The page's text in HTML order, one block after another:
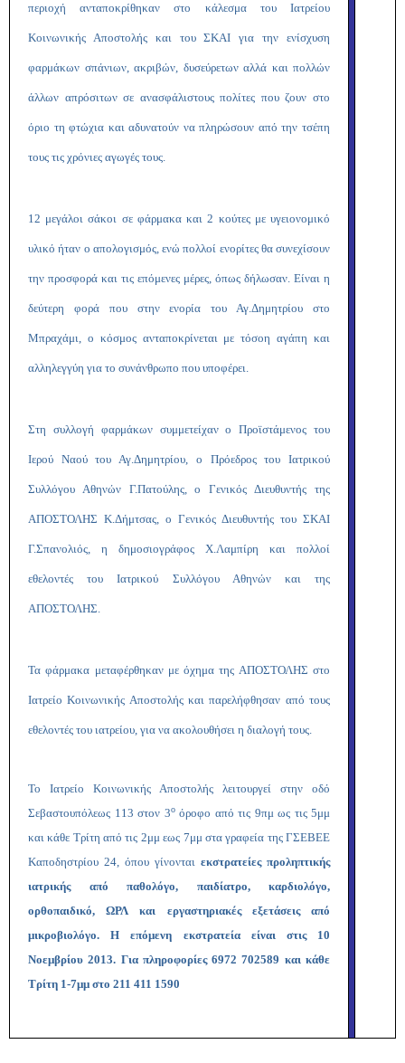
περιοχή ανταποκρίθηκαν στο κάλεσμα του Ιατρείου
Κοινωνικής Αποστολής και του ΣΚΑΙ για την ενίσχυση
φαρμάκων σπάνιων, ακριβών, δυσεύρετων αλλά και πολλών
άλλων απρόσιτων σε ανασφάλιστους πολίτες που ζουν στο
όριο τη φτώχια και αδυνατούν να πληρώσουν από την τσέπη
τους τις χρόνιες αγωγές τους.
12 μεγάλοι σάκοι σε φάρμακα και 2 κούτες με υγειονομικό
υλικό ήταν ο απολογισμός, ενώ πολλοί ενορίτες θα συνεχίσουν
την προσφορά και τις επόμενες μέρες, όπως δήλωσαν. Είναι η
δεύτερη φορά που στην ενορία του Αγ.Δημητρίου στο
Μπραχάμι, ο κόσμος ανταποκρίνεται με τόσοη αγάπη και
αλληλεγγύη για το συνάνθρωπο που υποφέρει.
Στη συλλογή φαρμάκων συμμετείχαν ο Προϊστάμενος του
Ιερού Ναού του Αγ.Δημητρίου, ο Πρόεδρος του Ιατρικού
Συλλόγου Αθηνών Γ.Πατούλης, ο Γενικός Διευθυντής της
ΑΠΟΣΤΟΛΗΣ Κ.Δήμτσας, ο Γενικός Διευθυντής του ΣΚΑΙ
Γ.Σπανολιός, η δημοσιογράφος Χ.Λαμπίρη και πολλοί
εθελοντές του Ιατρικού Συλλόγου Αθηνών και της
ΑΠΟΣΤΟΛΗΣ.
Τα φάρμακα μεταφέρθηκαν με όχημα της ΑΠΟΣΤΟΛΗΣ στο
Ιατρείο Κοινωνικής Αποστολής και παρελήφθησαν από τους
εθελοντές του ιατρείου, για να ακολουθήσει η διαλογή τους.
Το Ιατρείο Κοινωνικής Αποστολής λειτουργεί στην οδό
Σεβαστουπόλεως 113 στον 3οόροφο από τις 9πμ ως τις 5μμ
και κάθε Τρίτη από τις 2μμ εως 7μμ στα γραφεία της ΓΣΕΒΕΕ
Καποδηστρίου 24, όπου γίνονται εκστρατείες προληπτικής
ιατρικής από παθολόγο, παιδίατρο, καρδιολόγο,
ορθοπαιδικό, ΩΡΛ και εργαστηριακές εξετάσεις από
μικροβιολόγο. Η επόμενη εκστρατεία είναι στις 10
Νοεμβρίου 2013. Για πληροφορίες 6972 702589 και κάθε
Τρίτη 1-7μμ στο 211 411 1590